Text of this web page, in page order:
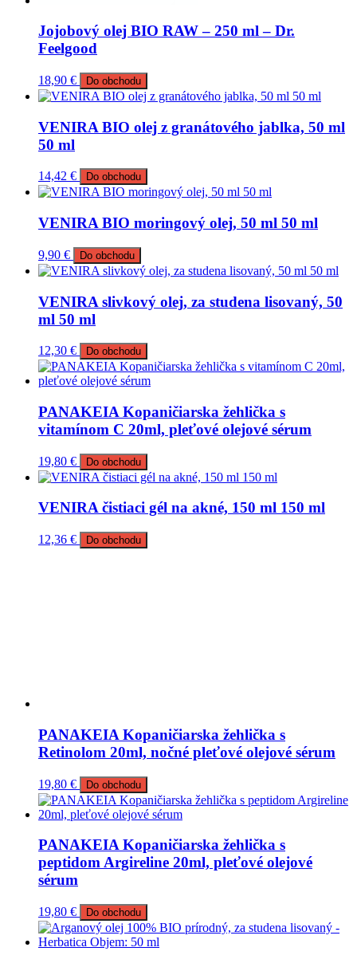
Jojobový olej BIO RAW – 250 ml – Dr.
Feelgood
18,90 € Do obchodu
VENIRA BIO olej z granátového jablka, 50 ml
50 ml
14,42 € Do obchodu
VENIRA BIO moringový olej, 50 ml 50 ml
9,90 € Do obchodu
VENIRA slivkový olej, za studena lisovaný, 50
ml 50 ml
12,30 € Do obchodu
PANAKEIA Kopaničiarska žehlička s
vitamínom C 20ml, pleťové olejové sérum
19,80 € Do obchodu
VENIRA čistiaci gél na akné, 150 ml 150 ml
12,36 € Do obchodu
PANAKEIA Kopaničiarska žehlička s
Retinolom 20ml, nočné pleťové olejové sérum
19,80 € Do obchodu
PANAKEIA Kopaničiarska žehlička s
peptidom Argireline 20ml, pleťové olejové
sérum
19,80 € Do obchodu